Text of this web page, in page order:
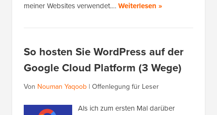
meiner Websites verwendet.…Weiterlesen »
So hosten Sie WordPress auf der
Google Cloud Platform (3 Wege)
Von Nouman Yaqoob | Offenlegung für Leser
Als ich zum ersten Mal darüber